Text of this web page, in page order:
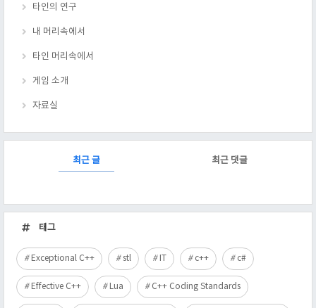
타인의 연구
내 머리속에서
타인 머리속에서
게임 소개
자료실
최근 글 최근 댓글
근
글
태그
Exceptional C++ stl IT c++ c#
Effective C++ Lua C++ Coding Standards